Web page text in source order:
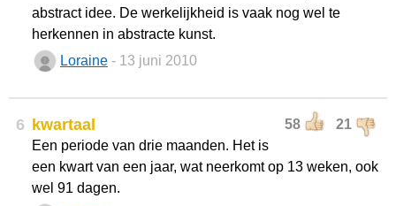
abstract idee. De werkelijkheid is vaak nog wel te
herkennen in abstracte kunst.
Loraine - 13 juni 2010
6 58 21
kwartaal
Een periode van drie maanden. Het is
een kwart van een jaar, wat neerkomt op 13 weken, ook
wel 91 dagen.